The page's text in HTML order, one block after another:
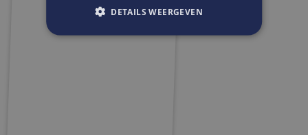
DETAILS WEERGEVEN